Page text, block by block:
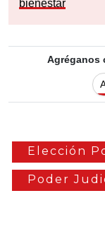
bienestar
Agréganos
Elección
Poder